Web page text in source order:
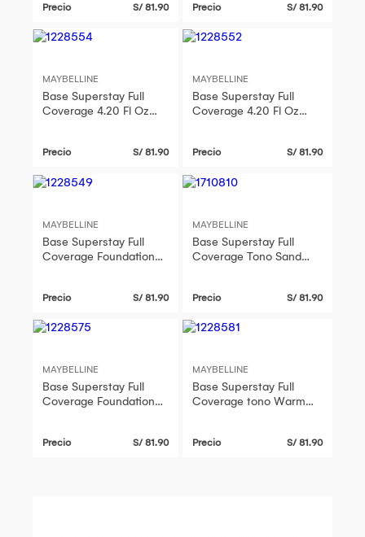
Precio S/ 81.90 Precio S/ 81.90
MAYBELLINE
Base Superstay Full
Coverage 4.20 Fl Oz
Precio S/ 81.90
MAYBELLINE
Base Superstay Full
Coverage 4.20 Fl Oz
Precio S/ 81.90
MAYBELLINE
Base Superstay Full
Coverage Foundation
Precio S/ 81.90
MAYBELLINE
Base Superstay Full
Coverage Tono Sand
Precio S/ 81.90
MAYBELLINE
Base Superstay Full
Coverage Foundation
Precio S/ 81.90
MAYBELLINE
Base Superstay Full
Coverage tono Warm
Precio S/ 81.90